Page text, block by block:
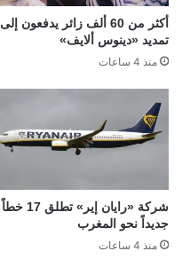
أكثر من 60 ألف زائر يدفعون إلى
تمديد «دينوس ألايف»
منذ 4 ساعات
شركة «رايان إير» تطلق 17 خطاً
جديداً نحو المغرب
منذ 4 ساعات